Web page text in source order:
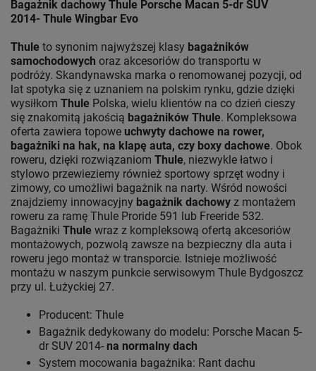
Bagażnik dachowy Thule Porsche Macan 5-dr SUV
2014- Thule Wingbar Evo
Thule to synonim najwyższej klasy bagażników
samochodowych oraz akcesoriów do transportu w
podróży. Skandynawska marka o renomowanej pozycji, od
lat spotyka się z uznaniem na polskim rynku, gdzie dzięki
wysiłkom Thule Polska, wielu klientów na co dzień cieszy
się znakomitą jakością bagażników Thule. Kompleksowa
oferta zawiera topowe uchwyty dachowe na rower,
bagażniki na hak, na klapę auta, czy boxy dachowe. Obok
roweru, dzięki rozwiązaniom Thule, niezwykle łatwo i
stylowo przewieziemy również sportowy sprzęt wodny i
zimowy, co umożliwi bagażnik na narty. Wśród nowości
znajdziemy innowacyjny bagażnik dachowy z montażem
roweru za ramę Thule Proride 591 lub Freeride 532.
Bagażniki Thule wraz z kompleksową ofertą akcesoriów
montażowych, pozwolą zawsze na bezpieczny dla auta i
roweru jego montaż w transporcie. Istnieje możliwość
montażu w naszym punkcie serwisowym Thule Bydgoszcz
przy ul. Łużyckiej 27.
Producent: Thule
Bagażnik dedykowany do modelu: Porsche Macan 5-
dr SUV 2014- na normalny dach
System mocowania bagażnika: Rant dachu